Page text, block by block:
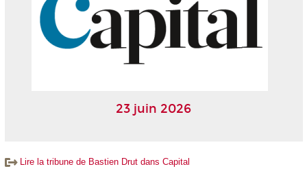
23 juin 2026
Lire la tribune de Bastien Drut dans Capital